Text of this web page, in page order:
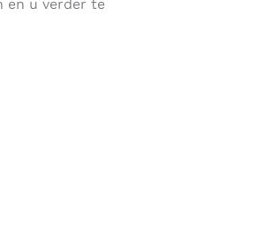
en u verder te